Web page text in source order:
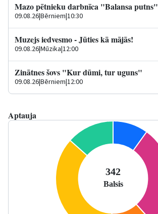
Mazo pētnieku darbnīca "Balansa putns"
09.08.26|Bērniem|10:30
Muzejs iedvesmo - Jūties kā mājās!
09.08.26|Mūzika|12:00
Zinātnes šovs "Kur dūmi, tur uguns"
09.08.26|Bērniem|12:00
Aptauja